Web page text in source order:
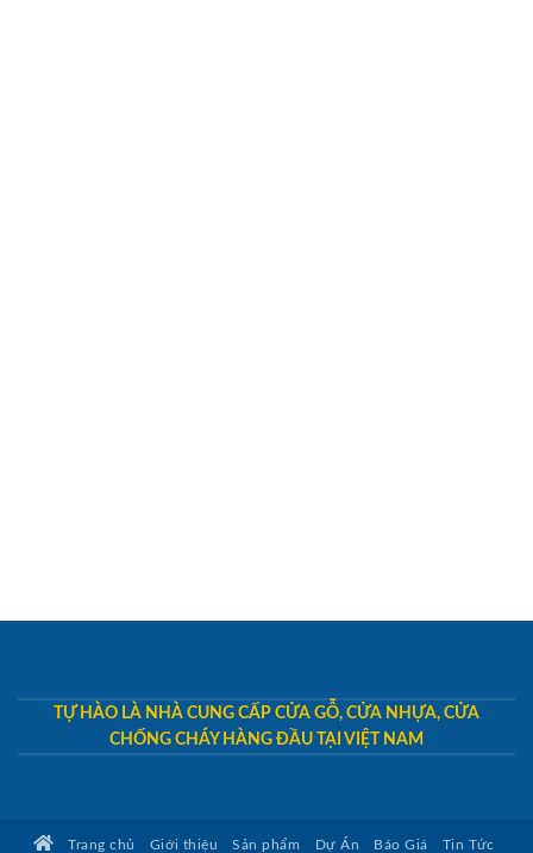
TỰ HÀO LÀ NHÀ CUNG CẤP CỬA GỖ, CỬA NHỰA, CỬA
CHỐNG CHÁY HÀNG ĐẦU TẠI VIỆT NAM
Trang chủ Giới thiệu Sản phẩm Dự Án Báo Giá Tin Tức